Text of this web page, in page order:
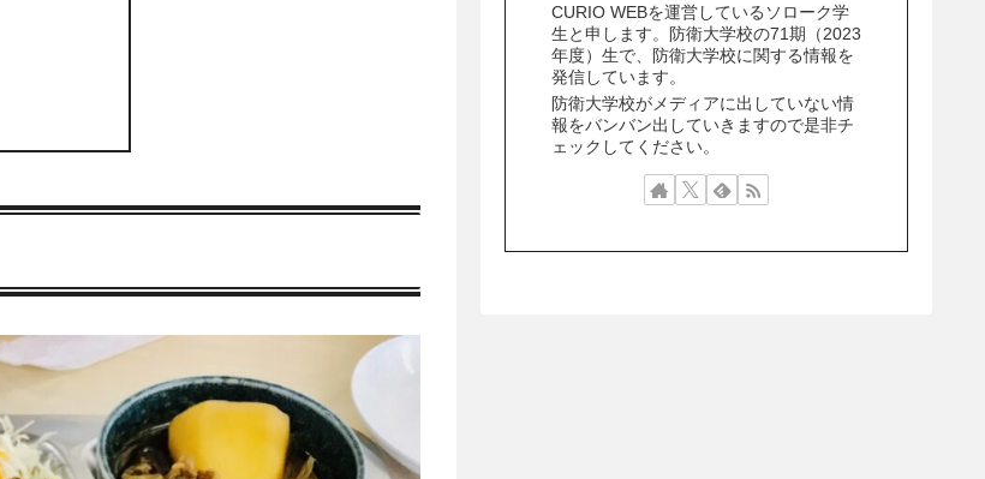
CURIO WEBを運営しているソローク学
生と申します。防衛大学校の71期（2023
年度）生で、防衛大学校に関する情報を
発信しています。
防衛大学校がメディアに出していない情
報をバンバン出していきますので是非チ
ェックしてください。